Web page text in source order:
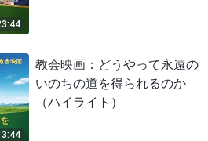
教会映画：どうやって永遠の
いのちの道を得られるのか
（ハイライト）